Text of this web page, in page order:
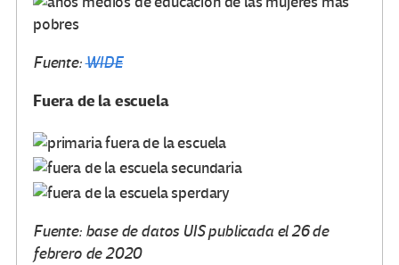
Fuente:WIDE
Fuera de la escuela
Fuente: base de datos UIS publicada el 26 de
febrero de 2020